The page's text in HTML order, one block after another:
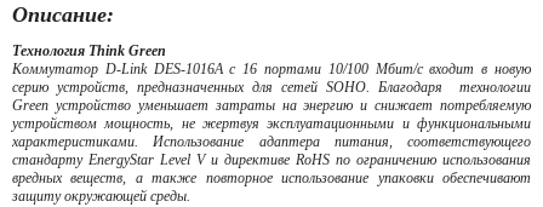
Описание:
Технология Think Green
Коммутатор D-Link DES-1016A с 16 портами 10/100 Мбит/с входит в новую
серию устройств, предназначенных для сетей SOHO. Благодаря технологии
Green устройство уменьшает затраты на энергию и снижает потребляемую
устройством мощность, не жертвуя эксплуатационными и функциональными
характеристиками. Использование адаптера питания, соответствующего
стандарту EnergyStar Level V и директиве RoHS по ограничению использования
вредных веществ, а также повторное использование упаковки обеспечивают
защиту окружающей среды.